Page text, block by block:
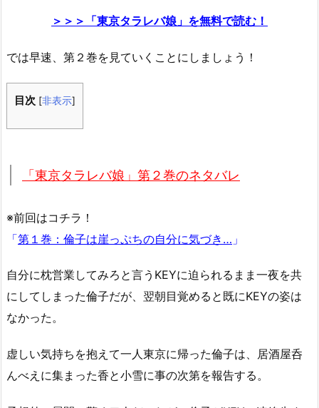
＞＞＞「東京タラレバ娘」を無料で読む！
では早速、第２巻を見ていくことにしましょう！
目次 [非表示]
「東京タラレバ娘」第２巻のネタバレ
※前回はコチラ！
「第１巻：倫子は崖っぷちの自分に気づき… 」
自分に枕営業してみろと言うKEYに迫られるまま一夜を共
にしてしまった倫子だが、翌朝目覚めると既にKEYの姿は
なかった。
虚しい気持ちを抱えて一人東京に帰った倫子は、居酒屋呑
んべえに集まった香と小雪に事の次第を報告する。